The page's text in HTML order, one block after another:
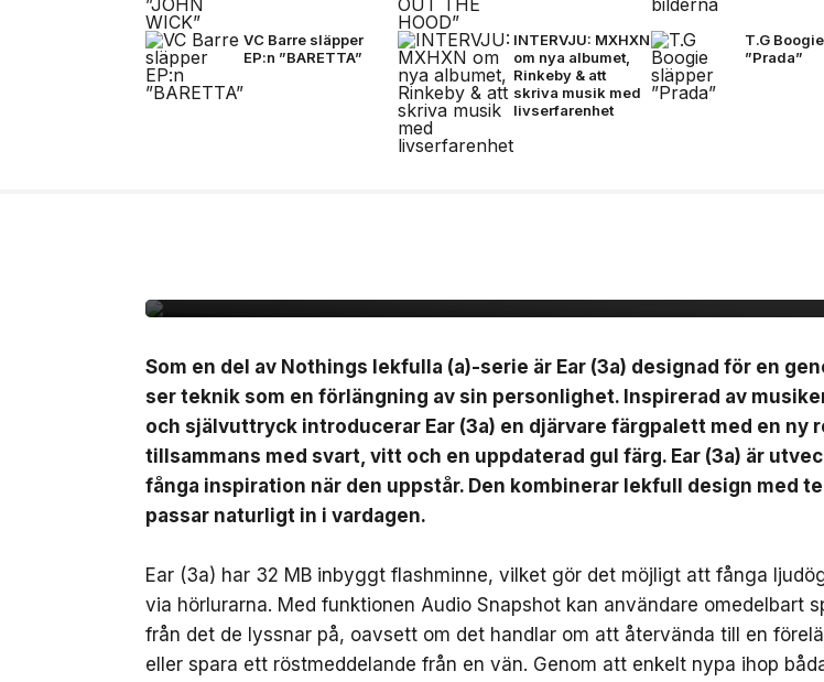
VC Barre släpper
EP:n ”BARETTA”
INTERVJU: MXHXN
om nya albumet,
Rinkeby & att
skriva musik med
livserfarenhet
T.G
”Prada”
Som en del av Nothings lekfulla (a)-serie är Ear (3a) designad för en
ser teknik som en förlängning av sin personlighet. Inspirerad av
och självuttryck introducerar Ear (3a) en djärvare färgpalett med en ny
tillsammans med svart, vitt och en uppdaterad gul färg. Ear (3a) är
fånga inspiration när den uppstår. Den kombinerar lekfull design med
passar naturligt in i vardagen.
Ear (3a) har 32 MB inbyggt flashminne, vilket gör det möjligt att fånga
via hörlurarna. Med funktionen Audio Snapshot kan användare omedelbart
från det de lyssnar på, oavsett om det handlar om att återvända till en
eller spara ett röstmeddelande från en vän. Genom att enkelt nypa ihop